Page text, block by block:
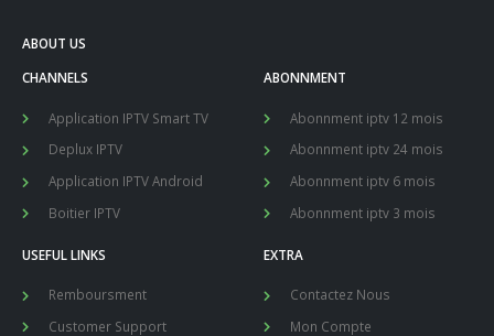
ABOUT US
CHANNELS
Application IPTV Smart TV
Deplux IPTV
Application IPTV Android
Boitier IPTV
ABONNMENT
Abonnment iptv 12 mois
Abonnment iptv 24 mois
Abonnment iptv 6 mois
Abonnment iptv 3 mois
USEFUL LINKS
Remboursment
Customer Support
EXTRA
Contactez Nous
Mon Compte